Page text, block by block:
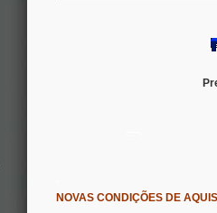
NOVAS CONDIÇÕES DE